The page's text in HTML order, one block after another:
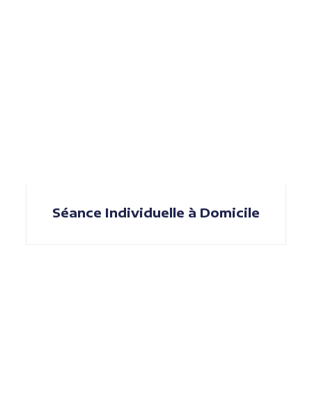
Séance Individuelle à Domicile